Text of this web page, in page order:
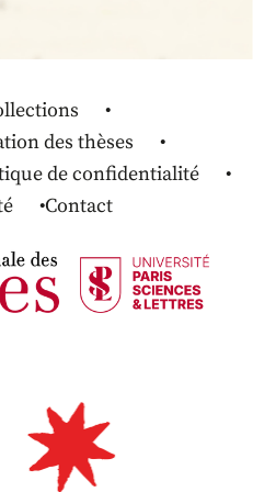
des thèses
de confidentialité
Contact